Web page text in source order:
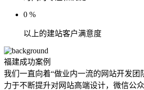
0 %
以上的建站客户满意度
福建成功案例
我们一直向着“做业内一流的网站开发团
力于不断提升对网站高端设计，微信公